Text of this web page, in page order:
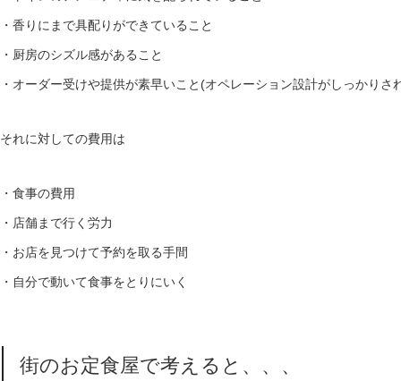
・香りにまで具配りができていること
・厨房のシズル感があること
・オーダー受けや提供が素早いこと(オペレーション設計がしっかりさ
それに対しての費用は
・食事の費用
・店舗まで行く労力
・お店を見つけて予約を取る手間
・自分で動いて食事をとりにいく
街のお定食屋で考えると、、、